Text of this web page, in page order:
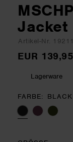
Jacket
Artikel-Nr. 19211
EUR 139,95
Lagerware
FARBE BLACK